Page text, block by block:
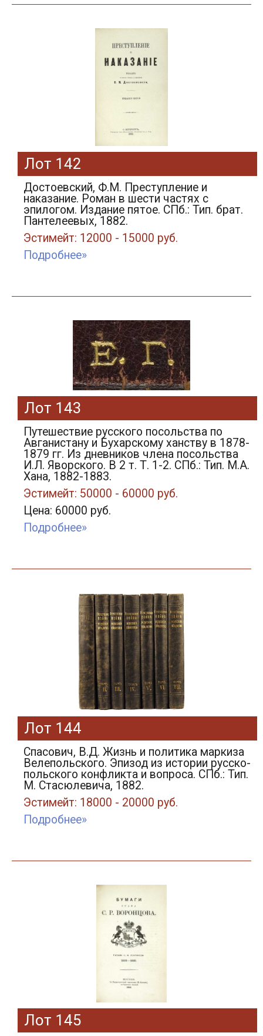
Лот 142
Достоевский, Ф.М. Преступление и
наказание. Роман в шести частях с
эпилогом. Издание пятое. СПб.: Тип. брат.
Пантелеевых, 1882.
Эстимейт: 12000 - 15000 руб.
Подробнее»
Лот 143
Путешествие русского посольства по
Авганистану и Бухарскому ханству в 1878-
1879 гг. Из дневников члена посольства
И.Л. Яворского. В 2 т. Т. 1-2. СПб.: Тип. М.А.
Хана, 1882-1883.
Эстимейт: 50000 - 60000 руб.
Цена: 60000 руб.
Подробнее»
Лот 144
Спасович, В.Д. Жизнь и политика маркиза
Велепольского. Эпизод из истории русско-
польского конфликта и вопроса. СПб.: Тип.
М. Стасюлевича, 1882.
Эстимейт: 18000 - 20000 руб.
Подробнее»
Лот 145